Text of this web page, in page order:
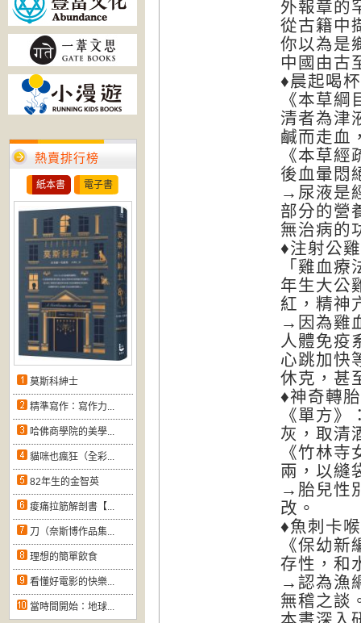
熱賣排行榜
紙本書 電子書
莫斯科紳士
精準寫作：寫作力...
哈佛商學院的美學...
貓咪也瘋狂（全彩...
82年生的金智英
痠痛拉筋解剖書【...
刀（奈斯博作品集...
理想的簡單飲食
看懂好電影的快樂...
當時間開始：地球...
外報章的
從古籍中
你以為是
中國由古
♦晨起喝
《本草
清者為津
鹹而走血
《本草
後血暈悶
→尿液是
部分的營
無治病的
♦注射公
「雞血
年生大公
紅，精神
→因為雞
人體免疫
心跳加快
休克，甚
♦神奇轉
《單方
灰，取清
《竹林
兩，以縫
→胎兒性
改。
♦魚刺卡
《保幼
存性，和
→認為漁
無稽之談